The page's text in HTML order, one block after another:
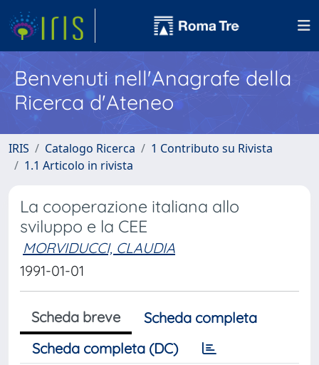
Benvenuti nell'Anagrafe della
Ricerca d'Ateneo
IRIS Catalogo Ricerca
1 Contributo su Rivista
1.1 Articolo in rivista
La cooperazione italiana allo
sviluppo e la CEE
MORVIDUCCI, CLAUDIA
1991-01-01
Scheda breve
Scheda completa
Scheda completa (DC)